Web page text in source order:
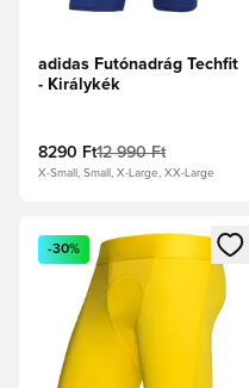
adidas Futónadrág Techfit
- Királykék
8290 Ft12 990 Ft
X-Small, Small, X-Large, XX-Large
Megnyit egy modált a
-30%